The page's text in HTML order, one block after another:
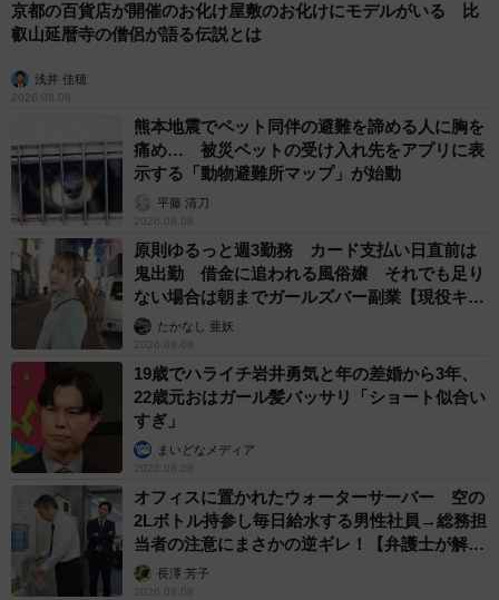
京都の百貨店が開催のお化け屋敷のお化けにモデルがいる 比
叡山延暦寺の僧侶が語る伝説とは
浅井 佳穂
2026.08.08
熊本地震でペット同伴の避難を諦める人に胸を
痛め… 被災ペットの受け入れ先をアプリに表
示する「動物避難所マップ」が始動
平藤 清刀
2026.08.08
原則ゆるっと週3勤務 カード支払い日直前は
鬼出勤 借金に追われる風俗嬢 それでも足り
ない場合は朝までガールズバー副業【現役キャ
ストに取材】
たかなし 亜妖
2026.08.08
19歳でハライチ岩井勇気と年の差婚から3年、
22歳元おはガール髪バッサリ「ショート似合い
すぎ」
まいどなメディア
2026.08.08
オフィスに置かれたウォーターサーバー 空の
2Lボトル持参し毎日給水する男性社員→総務担
当者の注意にまさかの逆ギレ！【弁護士が解
説】長澤 芳子
2026.08.08